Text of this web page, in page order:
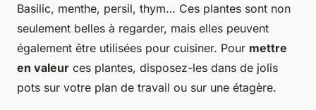
Basilic, menthe, persil, thym… Ces plantes sont non
seulement belles à regarder, mais elles peuvent
également être utilisées pour cuisiner. Pour mettre
en valeur ces plantes, disposez-les dans de jolis
pots sur votre plan de travail ou sur une étagère.